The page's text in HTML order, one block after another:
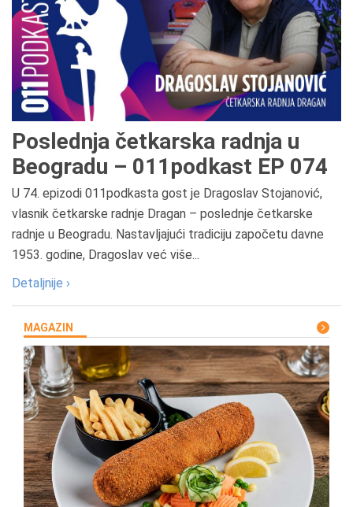
Poslednja četkarska radnja u
Beogradu – 011podkast EP 074
U 74. epizodi 011podkasta gost je Dragoslav Stojanović,
vlasnik četkarske radnje Dragan – poslednje četkarske
radnje u Beogradu. Nastavljajući tradiciju započetu davne
1953. godine, Dragoslav već više...
Detaljnije ›
MAGAZIN